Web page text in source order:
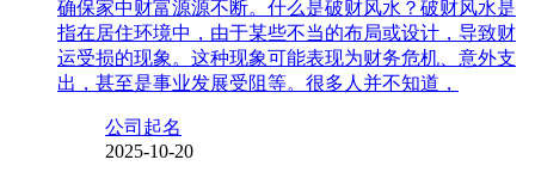
确保家中财富源源不断。什么是破财风水？破财风水是
指在居住环境中，由于某些不当的布局或设计，导致财
运受损的现象。这种现象可能表现为财务危机、意外支
出，甚至是事业发展受阻等。很多人并不知道，
公司起名
2025-10-20